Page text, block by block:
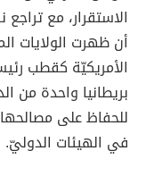
الاستقرار، مع تراجع
أن ظهرت الولايات
الأمريكيّة كقطب
بريطانيا واحدة من
للحفاظ على
في الهيئات الدوليّ.